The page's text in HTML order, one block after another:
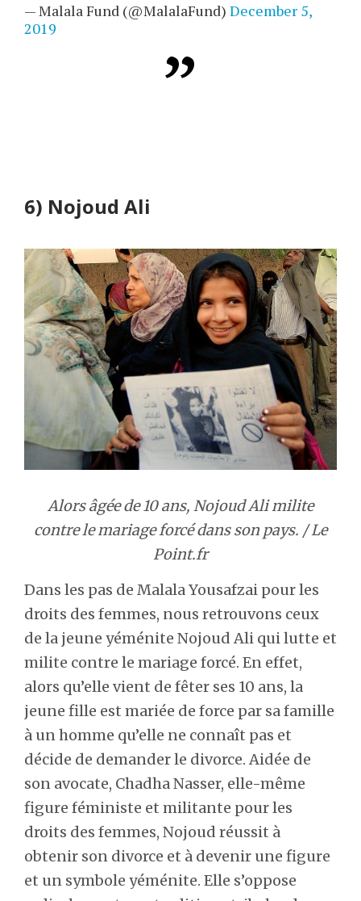
— Malala Fund (@MalalaFund) December 5,
2019
6) Nojoud Ali
Alors âgée de 10 ans, Nojoud Ali milite
contre le mariage forcé dans son pays. / Le
Point.fr
Dans les pas de Malala Yousafzai pour les
droits des femmes, nous retrouvons ceux
de la jeune yéménite Nojoud Ali qui lutte et
milite contre le mariage forcé. En effet,
alors qu’elle vient de fêter ses 10 ans, la
jeune fille est mariée de force par sa famille
à un homme qu’elle ne connaît pas et
décide de demander le divorce. Aidée de
son avocate, Chadha Nasser, elle-même
figure féministe et militante pour les
droits des femmes, Nojoud réussit à
obtenir son divorce et à devenir une figure
et un symbole yéménite. Elle s’oppose